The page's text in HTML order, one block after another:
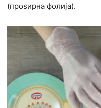
(проѕирна фолија).